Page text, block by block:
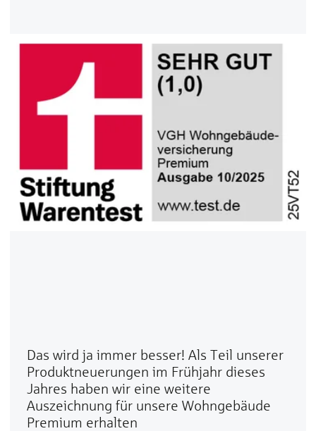
Das wird ja immer besser! Als Teil unserer
Produktneuerungen im Frühjahr dieses
Jahres haben wir eine weitere
Auszeichnung für unsere Wohngebäude
Premium erhalten